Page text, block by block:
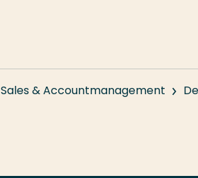
Sales & Accountmanagement